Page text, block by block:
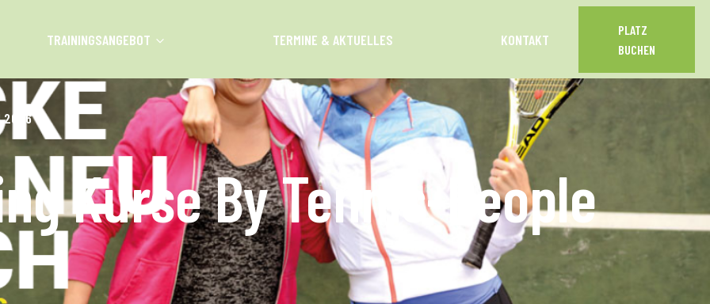
TRAININGSANGEBOT TERMINE & AKTUELLES KONTAKT
2026
PLATZ
BUCHEN
Kurse By Tennis-People